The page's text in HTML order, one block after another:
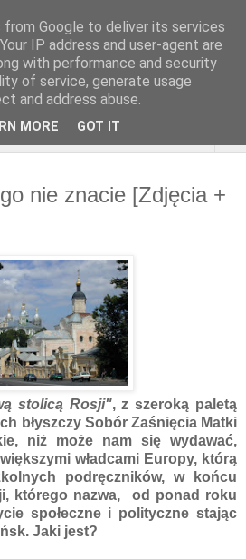
nie znacie [Zdjęcia +
stolicą Rosji", z szeroką paletą
błyszczy Sobór Zaśnięcia Matki
niż może nam się wydawać,
władcami Europy, którą
podręczników, w końcu
którego nazwa, od ponad roku
społeczne i polityczne stając
Jaki jest?
Google to deliver its services
IP address and user-agent are
with performance and security
of service, generate usage
and address abuse.
MORE GOT IT